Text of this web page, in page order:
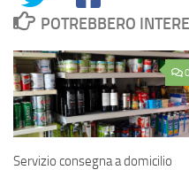
POTREBBERO
Servizio consegna a domicilio